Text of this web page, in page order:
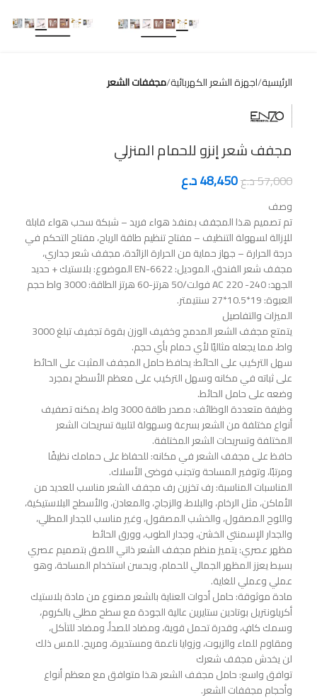
الرئيسية اجهزة الشعر الكهربائية مجففات الشعر
مجفف شعر إنزو للحمام المنزلي
57,000د.ع48,450د.ع
وصف
تم تصميم هذا المجفف بمنفذ هواء فريد – شبكة سحب هواء قابلة
للإزالة لسهولة التنظيف – مفتاح تنظيم طاقة الرياح، مفتاح التحكم في
درجة الحرارة – جهاز حماية من الحرارة الزائدة، مجفف شعر جداري،
مجفف شعر الفندق، الموديل: EN-6622 الموضوع: بلاستيك + حديد
الجهد: AC 220 -240 فولت/50 هرتز-60 هرتز الطاقة: 3000 واط حجم
العبوة: 19*10.5*27 سنتيمتر.
الميزات والتفاصيل
يتمتع مجفف الشعر المدمج وخفيف الوزن بقوة تجفيف تبلغ 3000
واط، مما يجعله مثاليًا لأي حمام بأي حجم.
سهل التركيب على الحائط: يحافظ حامل المجفف المثبت على الحائط
على ثباته في مكانه وسهل التركيب على معظم الأسطح بمجرد
وضعه على حامل الحائط.
وظيفة متعددة الوظائف: مصدر طاقة 3000 واط، يمكنه تصفيف
أنواع مختلفة من الشعر بسرعة وسهولة لتلبية تسريحات الشعر
المختلفة وتسريحات الشعر المختلفة.
حافظ على مجفف الشعر في مكانه: للحفاظ على حمامك نظيفًا
ومرتبًا، وتوفير المساحة وتجنب فوضى الأسلاك.
المناسبات المناسبة: رف تخزين رف مجفف الشعر مناسب للعديد من
الأماكن، مثل الرخام، والبلاط، والزجاج، والمعادن، والأسطح البلاستيكية،
واللوح المصقول، والخشب المصقول، وغير مناسب للجدار المطلي،
والجدار الإسمنتي الخشن، وجدار الطوب، وورق الحائط
مظهر عصري: يتميز منظم مجفف الشعر ذاتي اللصق بتصميم عصري
بسيط يعزز المظهر الجمالي للحمام، ويحسن استخدام المساحة، وهو
عملي وعملي للغاية.
مادة موثوقة: حامل أدوات العناية بالشعر مصنوع من مادة بلاستيك
أكريلونتريل بوتادين ستايرين عالية الجودة مع سطح مطلي بالكروم،
وسمك كافٍ، وقدرة تحمل قوية، ومضاد للصدأ، ومضاد للتآكل،
ومقاوم للماء والزيوت، وزوايا ناعمة ومستديرة، ومريح. للمس ذلك
لن يخدش مجفف شعرك
توافق واسع: حامل مجفف الشعر هذا متوافق مع معظم أنواع
وأحجام مجففات الشعر.